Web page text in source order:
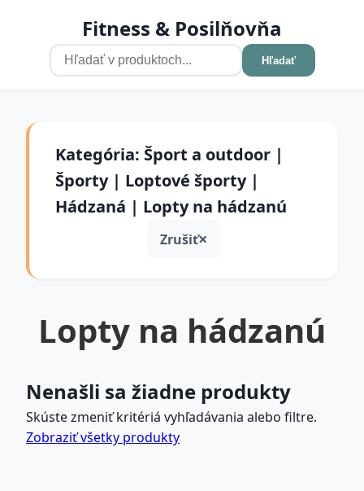
Fitness & Posilňovňa
Hľadať
Kategória: Šport a outdoor |
Športy | Loptové športy |
Hádzaná | Lopty na hádzanú
Zrušiť
Lopty na hádzanú
Nenašli sa žiadne produkty
Skúste zmeniť kritériá vyhľadávania alebo filtre.
Zobraziť všetky produkty